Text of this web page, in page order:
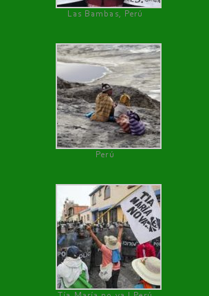
Las Bambas, Perú
Perú